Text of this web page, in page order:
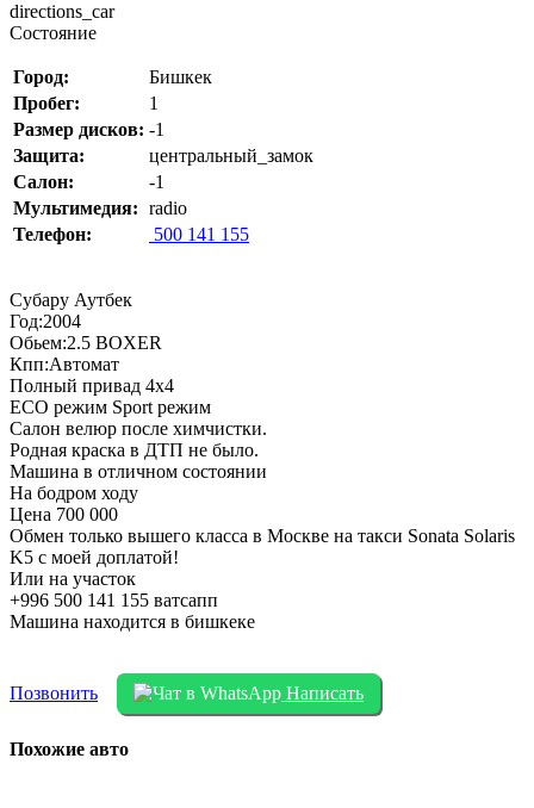
directions_car
Состояние
Город:
Бишкек
Пробег:
1
Размер дисков: -1
Защита:
центральный_замок
Салон:
-1
Мультимедия: radio
Телефон:
500 141 155
Субару Аутбек
Год:2004
Обьем:2.5 BOXER
Кпп:Автомат
Полный привад 4х4
ECO режим Sport режим
Салон велюр после химчистки.
Родная краска в ДТП не было.
Машина в отличном состоянии
На бодром ходу
Цена 700 000
Обмен только вышего класса в Москве на такси Sonata Solaris
K5 с моей доплатой!
Или на участок
‪+996 500 141 155‬ ватсапп
Машина находится в бишкеке
Позвонить Написать
Похожие авто